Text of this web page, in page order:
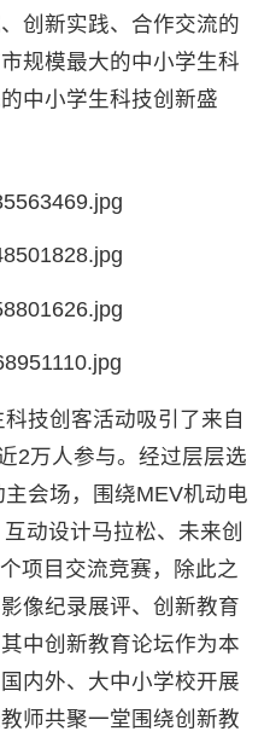
创新实践、合作交流的
规模最大的中小学生科
中小学生科技创新盛
技创客活动吸引了来自
2万人参与。经过层层选
会场，围绕MEV机动电
动设计马拉松、未来创
项目交流竞赛，除此之
像纪录展评、创新教育
中创新教育论坛作为本
内外、大中小学校开展
师共聚一堂围绕创新教